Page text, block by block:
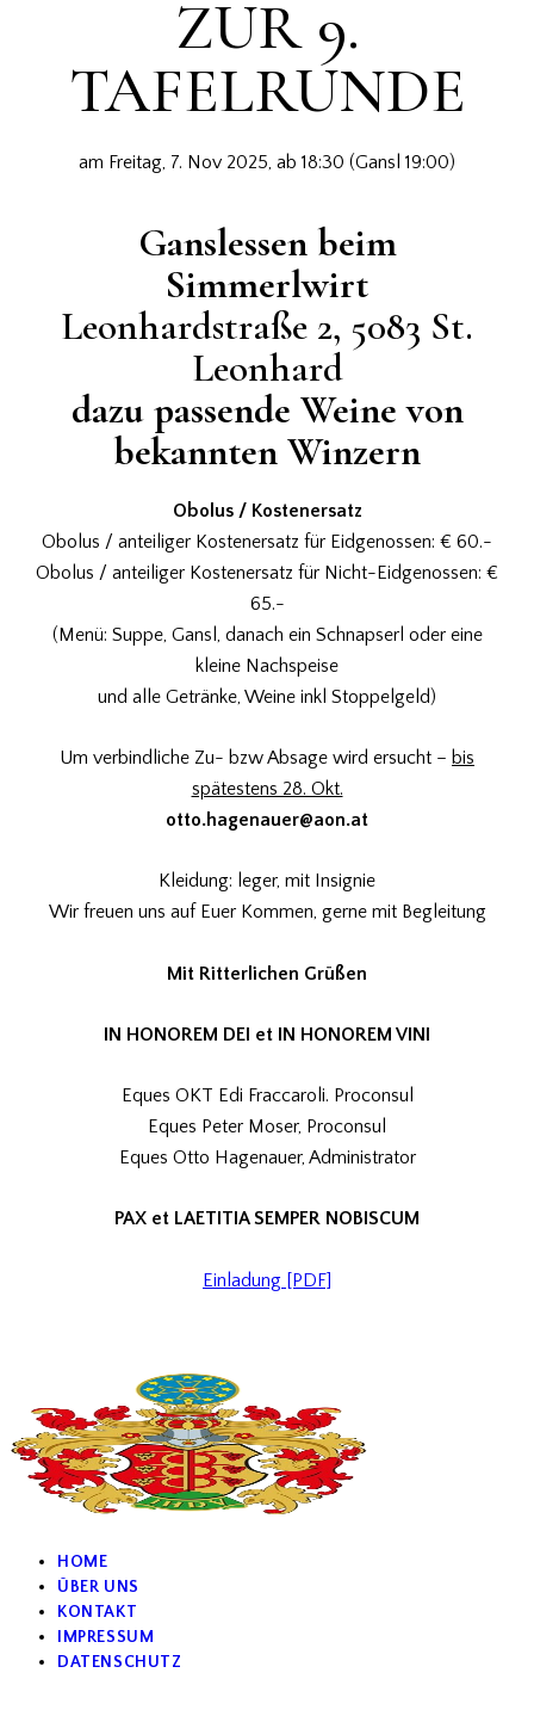
ZUR 9.
TAFELRUNDE
am Freitag, 7. Nov 2025, ab 18:30 (Gansl 19:00)
Ganslessen beim
Simmerlwirt
Leonhardstraße 2, 5083 St.
Leonhard
dazu passende Weine von
bekannten Winzern
Obolus / Kostenersatz
Obolus / anteiliger Kostenersatz für Eidgenossen: € 60.-
Obolus / anteiliger Kostenersatz für Nicht-Eidgenossen: €
65.-
(Menü: Suppe, Gansl, danach ein Schnapserl oder eine
kleine Nachspeise
und alle Getränke, Weine inkl Stoppelgeld)
Um verbindliche Zu- bzw Absage wird ersucht – bis
spätestens 28. Okt.
otto.hagenauer@aon.at
Kleidung: leger, mit Insignie
Wir freuen uns auf Euer Kommen, gerne mit Begleitung
Mit Ritterlichen Grüßen
IN HONOREM DEI et IN HONOREM VINI
Eques OKT Edi Fraccaroli. Proconsul
Eques Peter Moser, Proconsul
Eques Otto Hagenauer, Administrator
PAX et LAETITIA SEMPER NOBISCUM
Einladung [PDF]
HOME
ÜBER UNS
KONTAKT
IMPRESSUM
DATENSCHUTZ